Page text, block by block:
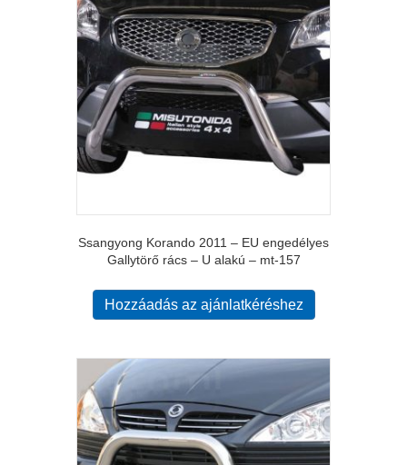
Ssangyong Korando 2011 – EU engedélyes
Gallytörő rács – U alakú – mt-157
Hozzáadás az ajánlatkéréshez